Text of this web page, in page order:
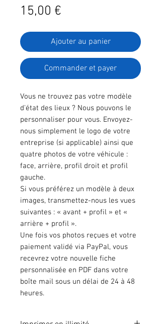
15,00 €
Ajouter au panier
Commander et payer
Vous ne trouvez pas votre modèle
d'état des lieux ? Nous pouvons le
personnaliser pour vous. Envoyez-
nous simplement le logo de votre
entreprise (si applicable) ainsi que
quatre photos de votre véhicule :
face, arrière, profil droit et profil
gauche.
Si vous préférez un modèle à deux
images, transmettez-nous les vues
suivantes : « avant + profil » et «
arrière + profil ».
Une fois vos photos reçues et votre
paiement validé via PayPal, vous
recevrez votre nouvelle fiche
personnalisée en PDF dans votre
boîte mail sous un délai de 24 à 48
heures.